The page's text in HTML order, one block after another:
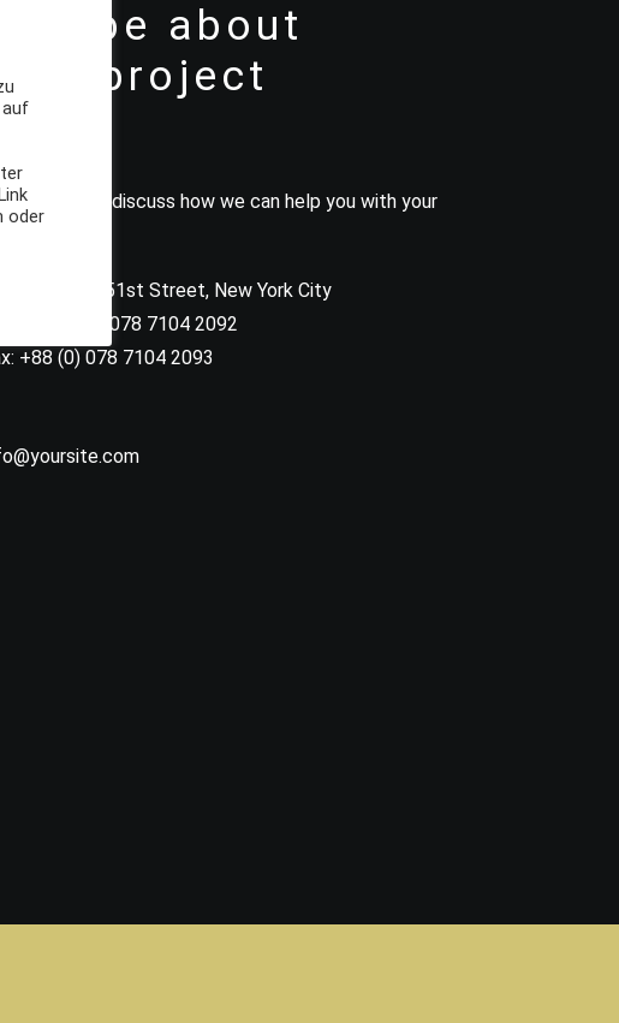
be about
project
love to discuss how we can help you with your
Avenue at 51st Street, New York City
+88 (0) 078 7104 2092
+88 (0) 078 7104 2093
auf
oder